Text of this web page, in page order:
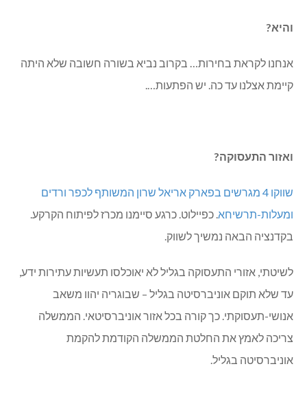
והיא?
אנחנו לקראת בחירות… בקרוב נביא בשורה חשובה שלא היתה
קיימת אצלנו עד כה. יש הפתעות….
ואזור התעסוקה?
שווקו 4 מגרשים בפארק אריאל שרון המשותף לכפר ורדים
ומעלות-תרשיחא. כפיילוט. כרגע סיימנו מכרז לפיתוח הקרקע.
בקדנציה הבאה נמשיך לשווק.
לשיטתי, אזורי התעסוקה בגליל לא יאוכלסו תעשיות עתירות ידע,
עד שלא תוקם אוניברסיטה בגליל – שבוגריה יהוו משאב
אנושי-תעסוקתי. כך קורה בכל אזור אוניברסיטאי. הממשלה
צריכה לאמץ את החלטת הממשלה הקודמת להקמת
אוניברסיטה בגליל.